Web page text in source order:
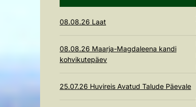
08.08.26 Laat
08.08.26 Maarja-Magdaleena kandi
kohvikutepäev
25.07.26 Huvireis Avatud Talude Päevale